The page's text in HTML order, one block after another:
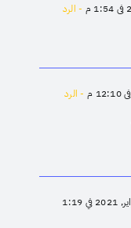
- الرد
- الرد
20 فبراير, 2021 في 1:19